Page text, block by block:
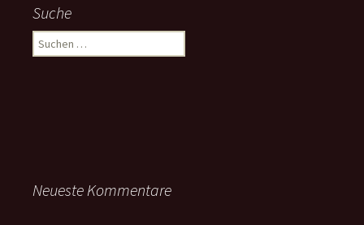
Suche
Suchen
nach:
Neueste Kommentare